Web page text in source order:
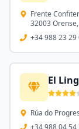
Frente
32003
+34 988 23 29
El
Rúa do
+34 988 04 54